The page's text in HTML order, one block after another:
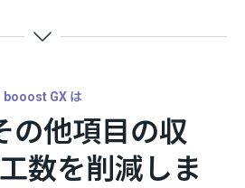
booost GX は
の他項目の収
数を削減しま